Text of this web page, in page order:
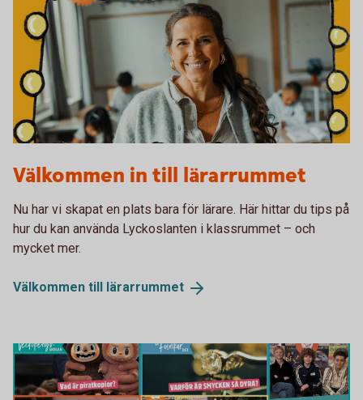
Välkommen in till lärarrummet
Nu har vi skapat en plats bara för lärare. Här hittar du tips på
hur du kan använda Lyckoslanten i klassrummet – och
mycket mer.
Välkommen till lärarrummet